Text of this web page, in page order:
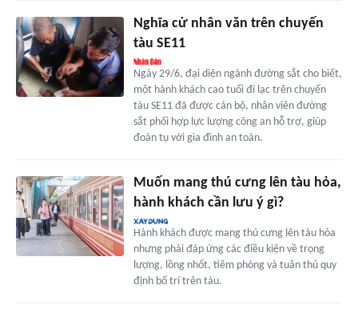
Nghĩa cử nhân văn trên chuyến
tàu SE11
Ngày 29/6, đại diện ngành đường sắt cho biết,
một hành khách cao tuổi đi lạc trên chuyến
tàu SE11 đã được cán bộ, nhân viên đường
sắt phối hợp lực lượng công an hỗ trợ, giúp
đoàn tụ với gia đình an toàn.
Muốn mang thú cưng lên tàu hỏa,
hành khách cần lưu ý gì?
Hành khách được mang thú cưng lên tàu hỏa
nhưng phải đáp ứng các điều kiện về trọng
lượng, lồng nhốt, tiêm phòng và tuân thủ quy
định bố trí trên tàu.